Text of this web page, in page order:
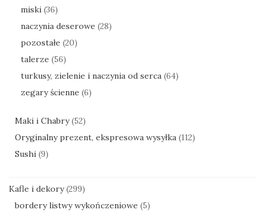
miski (36)
naczynia deserowe (28)
pozostałe (20)
talerze (56)
turkusy, zielenie i naczynia od serca (64)
zegary ścienne (6)
Maki i Chabry (52)
Oryginalny prezent, ekspresowa wysyłka (112)
Sushi (9)
Kafle i dekory (299)
bordery listwy wykończeniowe (5)